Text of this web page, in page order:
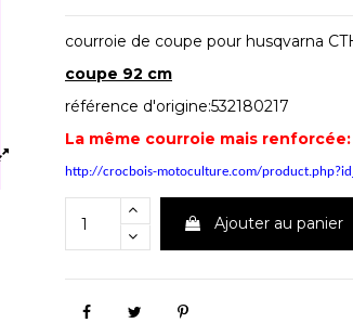
courroie de coupe pour husqvarna
coupe 92 cm
référence d'origine:532180217
La même courroie mais
http://crocbois-motoculture.com/
Ajouter au panier